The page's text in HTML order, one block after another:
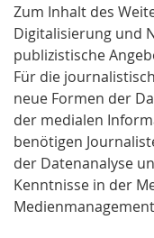
Zum Inhalt des
Digitalisierung und
publizistische
Für die
neue Formen der
der medialen
benötigen
der Datenanalyse
Kenntnisse in der